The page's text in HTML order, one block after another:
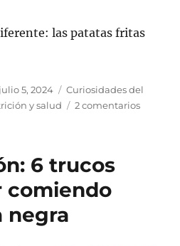
las patatas fritas
Publicado
julio 5, 2024 Categorías
Curiosidades del
y salud 2 comentarios
6 trucos
comiendo
negra